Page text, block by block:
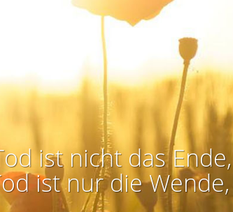
ist nicht das
ist nur die